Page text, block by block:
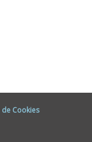
de Cookies